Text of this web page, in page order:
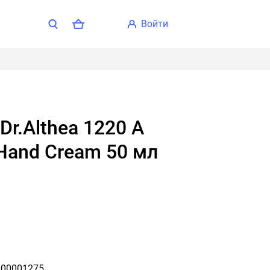
войти
Cream 50 мл